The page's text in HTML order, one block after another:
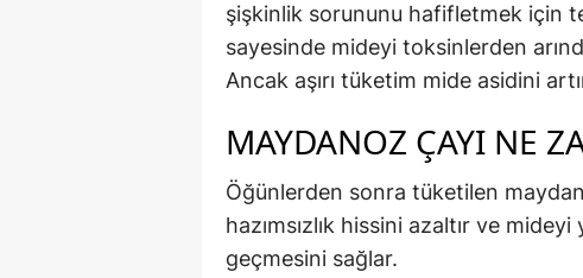
şişkinlik sorununu hafifletmek için
sayesinde mideyi toksinlerden
Ancak aşırı tüketim mide asidini
MAYDANOZ ÇAYI NE
Öğünlerden sonra tüketilen
hazımsızlık hissini azaltır ve
geçmesini sağlar.